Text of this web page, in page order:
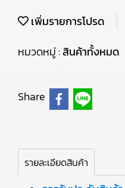
เพิ่มรายการโปรด
หมวดหมู่ :สินค้าทั้งหมด
Share
รายละเอียดสินค้า